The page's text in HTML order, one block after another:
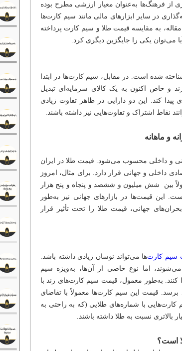
از فرهنگ‌ها به‌عنوان معیار ارزشی مطرح بوده
در سایر ابزارهای مالی مانند سیم کارت‌ها
به مقایسه قیمت طلا و سیم کارت پرداخته
می‌توان یکی را جایگزین دیگری کرد.
شده است. در مقابل، سیم کارت‌ها در ابتدا
رند و خاص اکنون به یک کالای سرمایه‌ای تبدیل
کند. این دو دارایی در ظاهر تفاوت زیادی
نقاط اشتراک و تفاوت‌هایی نیز داشته باشند.
و ماهانه
و داخلی محسوب می‌شود. قیمت طلا در ایران
داخلی و جهانی قرار دارد. برای مثال، امروز
/ 1403)قیمت هر گرم طلای 18 عیار معمولاً بین شش میلیون و ششصد و پنجاه و پنج هزار
این قیمت‌ها در بازارهای جهانی نیز به‌طور
جهانی، قیمت طلا را تحت تأثیر قرار
سیم کارت‌ها می‌تواند نوسان زیادی داشته باشد.
اما نوع خاصی از آن‌ها، به‌ویژه سیم
کنند. به‌طور معمول، قیمت سیم کارت‌های رند با
قیمت این سیم کارت‌ها معمولاً با تقاضای
کارت‌هایی با شماره‌های طلایی (که به راحتی به
نسبت به طلا داشته باشند.
است؟